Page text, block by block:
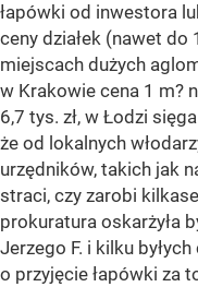
łapówki od inwestora
ceny działek (nawet do
miejscach dużych
w Krakowie cena 1 m?
6,7 tys. zł, w Łodzi
że od lokalnych
urzędników, takich jak
straci, czy zarobi
prokuratura oskarżyła
Jerzego F. i kilku
o przyjęcie łapówki za